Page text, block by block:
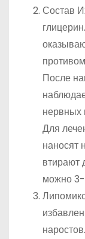
Состав
После
нервных
Для
наносят
втирают
можно